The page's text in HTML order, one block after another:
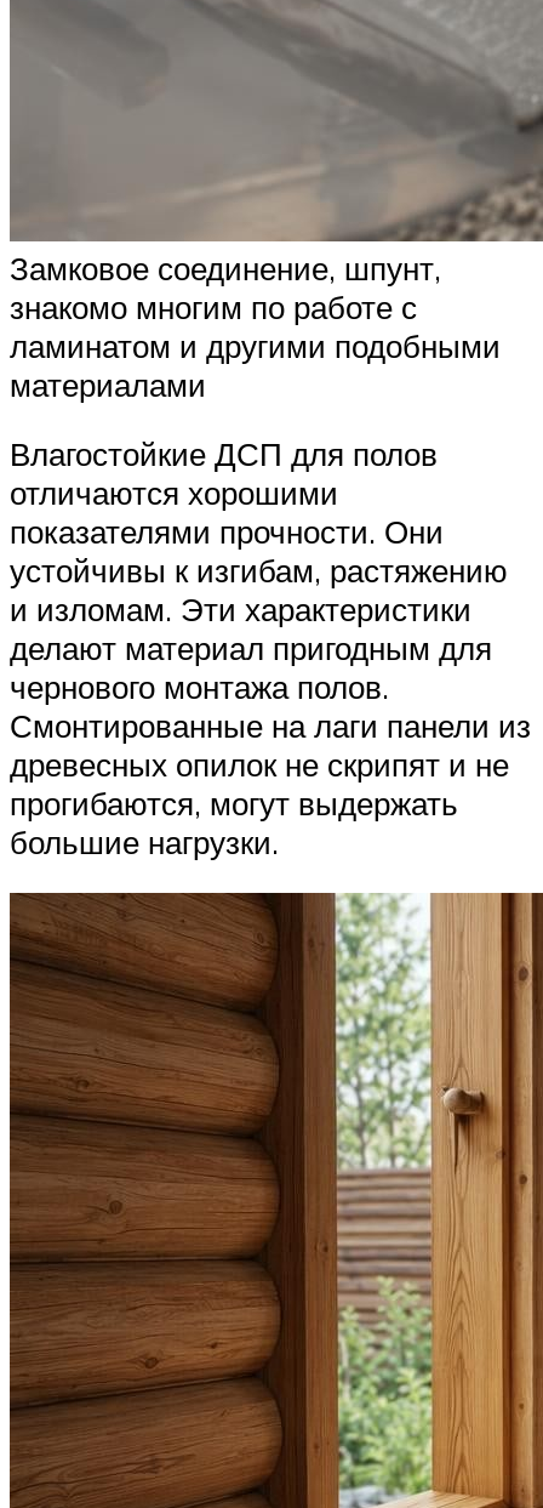
Замковое соединение, шпунт,
знакомо многим по работе с
ламинатом и другими подобными
материалами
Влагостойкие ДСП для полов
отличаются хорошими
показателями прочности. Они
устойчивы к изгибам, растяжению
и изломам. Эти характеристики
делают материал пригодным для
чернового монтажа полов.
Смонтированные на лаги панели из
древесных опилок не скрипят и не
прогибаются, могут выдержать
большие нагрузки.